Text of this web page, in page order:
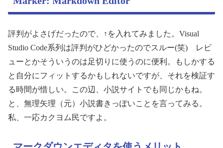
評判がよさげだったので、↑を入れてみました。Visual
Studio Code系列は評判がひどかったのでスルー(笑) レビ
ューとかそういうのは足切りに使うのに便利。もしかする
と自分にフィットするかもしれないですが、それを検証す
る時間が惜しい。この辺、小説サイトでも同じかもね。
と、無理矢理（元）小説書きっぽいことを言ってみる。
私、一応カクヨム民ですよ。